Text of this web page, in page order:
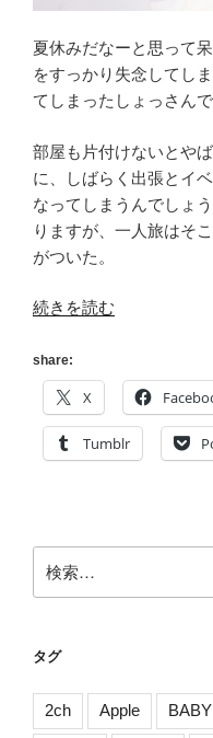
夏休みだなーと思って
をすっかり失念してし
てしまったしょっさん
部屋も片付けないとや
に、しばらく出張とイ
なってしまうんでしょ
りますが、一人旅はそ
がついた。
“[読
メ
ー
タ
2017
月
に
読
だ
[ま
と
続きを読む
share:
X
Tumblr
索:
タグ
2ch Apple